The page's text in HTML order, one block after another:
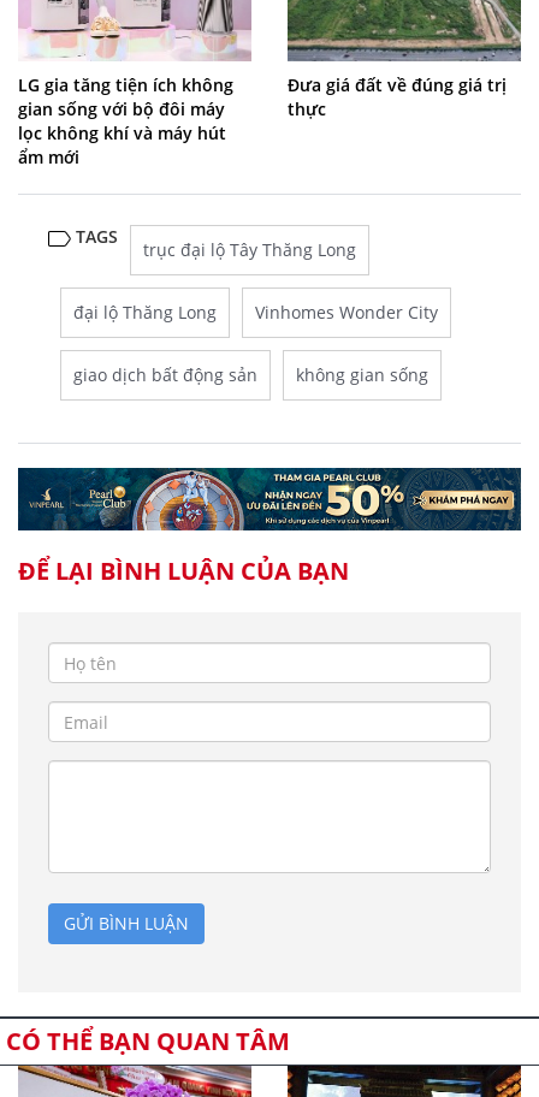
LG gia tăng tiện ích không
gian sống với bộ đôi máy
lọc không khí và máy hút
ẩm mới
Đưa giá đất về đúng giá trị
thực
TAGS
trục đại lộ Tây Thăng Long
đại lộ Thăng Long Vinhomes Wonder City
giao dịch bất động sản không gian sống
ĐỂ LẠI BÌNH LUẬN CỦA BẠN
GỬI BÌNH LUẬN
CÓ THỂ BẠN QUAN TÂM